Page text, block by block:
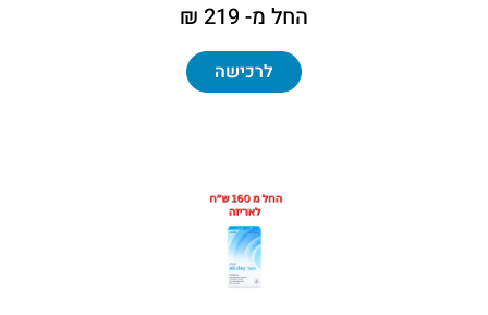
החל מ- 219 ₪
לרכישה